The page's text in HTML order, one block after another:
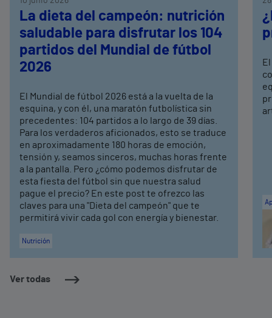
Ver todas
La dieta del campeón: nutrición
saludable para disfrutar los 104
partidos del Mundial de fútbol
2026
El Mundial de fútbol 2026 está a la vuelta de la
esquina, y con él, una maratón futbolística sin
precedentes: 104 partidos a lo largo de 39 días.
Para los verdaderos aficionados, esto se traduce
en aproximadamente 180 horas de emoción,
tensión y, seamos sinceros, muchas horas frente
a la pantalla. Pero ¿cómo podemos disfrutar de
esta fiesta del fútbol sin que nuestra salud
pague el precio? En este post te ofrezco las
claves para una "Dieta del campeón" que te
permitirá vivir cada gol con energía y bienestar.
Nutrición